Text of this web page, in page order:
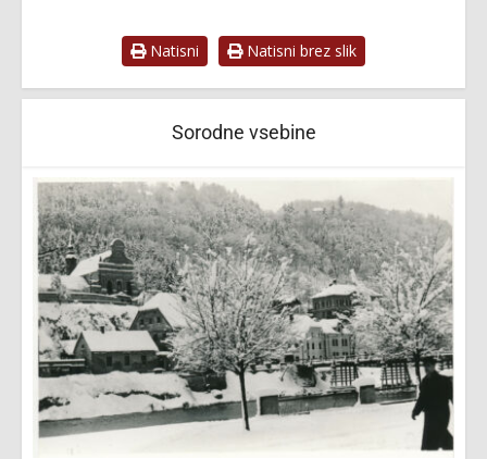
Natisni Natisni brez slik
Sorodne vsebine